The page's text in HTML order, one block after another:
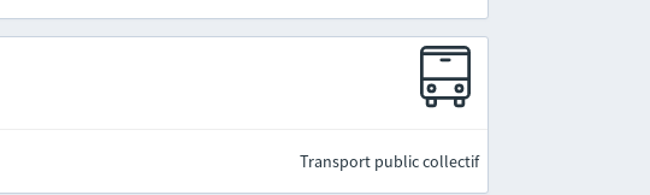
Transport public collectif